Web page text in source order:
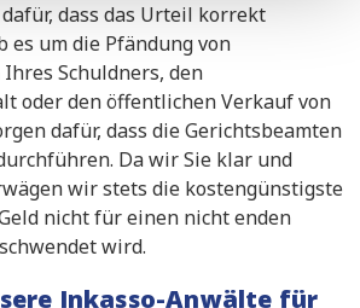
dass das Urteil korrekt
es um die Pfändung von
Schuldners, den
oder den öffentlichen Verkauf von
dafür, dass die Gerichtsbeamten
Da wir Sie klar und
wir stets die kostengünstigste
nicht für einen nicht enden
wird.
Inkasso-Anwälte für